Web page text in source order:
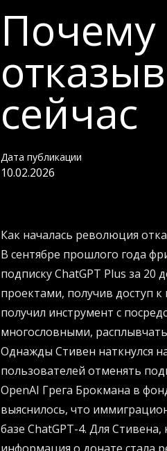
Почему
сейчас
Дата публикации
10.02.2026
Как началась революция
В сентябре прошлого года
подписку ChatGPT Plus за 20
проектами, получив доступ
получил инструмент с
многословными,
Однажды Стивен наткнулся
пользователей отменять
OpenAI Грега Брокмана в
выяснилось, что
базе ChatGPT-4. Для